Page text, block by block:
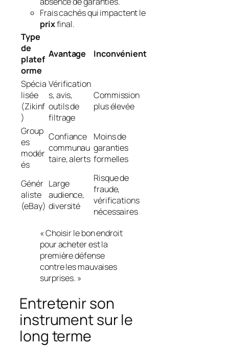
Frais cachés qui impactent le
prixfinal.
Type
de
platef
orme
Avantage Inconvénient
Spécia
lisée
(Zikinf
)
Vérification
s, avis,
outils de
filtrage
Commission
plus élevée
Group
es
modér
és
Confiance
communau
taire, alerts
Moins de
garanties
formelles
Génér
aliste
(eBay)
Large
audience,
diversité
Risque de
fraude,
vérifications
nécessaires
« Choisir le bon endroit
pour acheter est la
première défense
contre les mauvaises
surprises. »
Entretenir son
instrument sur le
long terme